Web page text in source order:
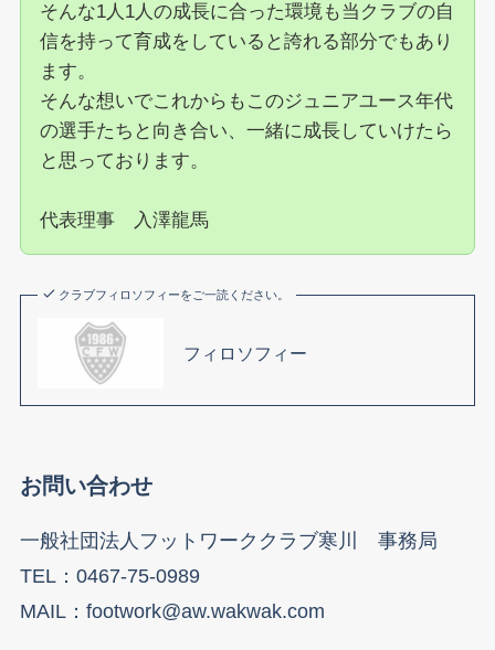
そんな1人1人の成長に合った環境も当クラブの自
信を持って育成をしていると誇れる部分でもあり
ます。
そんな想いでこれからもこのジュニアユース年代
の選手たちと向き合い、一緒に成長していけたら
と思っております。
代表理事 入澤龍馬
クラブフィロソフィーをご一読ください。
フィロソフィー
お問い合わせ
一般社団法人フットワーククラブ寒川 事務局
TEL：0467-75-0989
MAIL：footwork@aw.wakwak.com